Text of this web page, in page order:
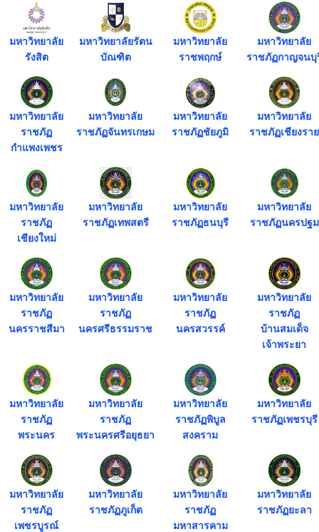
มหาวิทยาลัย
รังสิต
มหาวิทยาลัยรัตน
บัณฑิต
มหาวิทยาลัย
ราชพฤกษ์
มหาวิทยาลัย
ราชภัฏกาญจนบุ
มหาวิทยาลัย
ราชภัฏ
กำแพงเพชร
มหาวิทยาลัย
ราชภัฏจันทรเกษม
มหาวิทยาลัย
ราชภัฏชัยภูมิ
มหาวิทยาลัย
ราชภัฏเชียงราย
มหาวิทยาลัย
ราชภัฏ
เชียงใหม่
มหาวิทยาลัย
ราชภัฏเทพสตรี
มหาวิทยาลัย
ราชภัฏธนบุรี
มหาวิทยาลัย
ราชภัฏนครปฐม
มหาวิทยาลัย
ราชภัฏ
นครราชสีมา
มหาวิทยาลัย
ราชภัฏ
นครศรีธรรมราช
มหาวิทยาลัย
ราชภัฏ
นครสวรรค์
มหาวิทยาลัย
ราชภัฏ
บ้านสมเด็จ
เจ้าพระยา
มหาวิทยาลัย
ราชภัฏ
พระนคร
มหาวิทยาลัย
ราชภัฏ
พระนครศรีอยุธยา
มหาวิทยาลัย
ราชภัฏพิบูล
สงคราม
มหาวิทยาลัย
ราชภัฏเพชรบุรี
มหาวิทยาลัย
ราชภัฏ
เพชรบูรณ์
มหาวิทยาลัย
ราชภัฏภูเก็ต
มหาวิทยาลัย
ราชภัฏ
มหาสารคาม
มหาวิทยาลัย
ราชภัฏยะลา